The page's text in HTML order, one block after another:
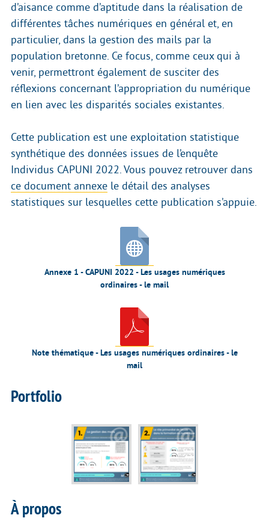
d’aisance comme d’aptitude dans la réalisation de
différentes tâches numériques en général et, en
particulier, dans la gestion des mails par la
population bretonne. Ce focus, comme ceux qui à
venir, permettront également de susciter des
réflexions concernant l’appropriation du numérique
en lien avec les disparités sociales existantes.
Cette publication est une exploitation statistique
synthétique des données issues de l’enquête
Individus CAPUNI 2022. Vous pouvez retrouver dans
ce document annexe le détail des analyses
statistiques sur lesquelles cette publication s’appuie.
Annexe 1 - CAPUNI 2022 - Les usages numériques
ordinaires - le mail
Note thématique - Les usages numériques ordinaires - le
mail
Portfolio
À propos